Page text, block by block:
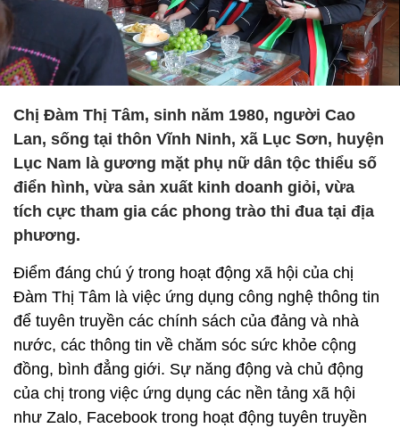
Chị Đàm Thị Tâm, sinh năm 1980, người Cao
Lan, sống tại thôn Vĩnh Ninh, xã Lục Sơn, huyện
Lục Nam là gương mặt phụ nữ dân tộc thiểu số
điển hình, vừa sản xuất kinh doanh giỏi, vừa
tích cực tham gia các phong trào thi đua tại địa
phương.
Điểm đáng chú ý trong hoạt động xã hội của chị
Đàm Thị Tâm là việc ứng dụng công nghệ thông tin
để tuyên truyền các chính sách của đảng và nhà
nước, các thông tin về chăm sóc sức khỏe cộng
đồng, bình đẳng giới. Sự năng động và chủ động
của chị trong việc ứng dụng các nền tảng xã hội
như Zalo, Facebook trong hoạt động tuyên truyền